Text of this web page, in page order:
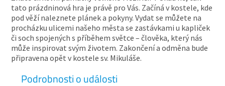
tato prázdninová hra je právě pro Vás. Začíná v kostele, kde
pod věží naleznete plánek a pokyny. Vydat se můžete na
procházku ulicemi našeho města se zastávkami u kapliček
či soch spojených s příběhem světce – člověka, který nás
může inspirovat svým životem. Zakončení a odměna bude
připravena opět v kostele sv. Mikuláše.
Podrobnosti o události